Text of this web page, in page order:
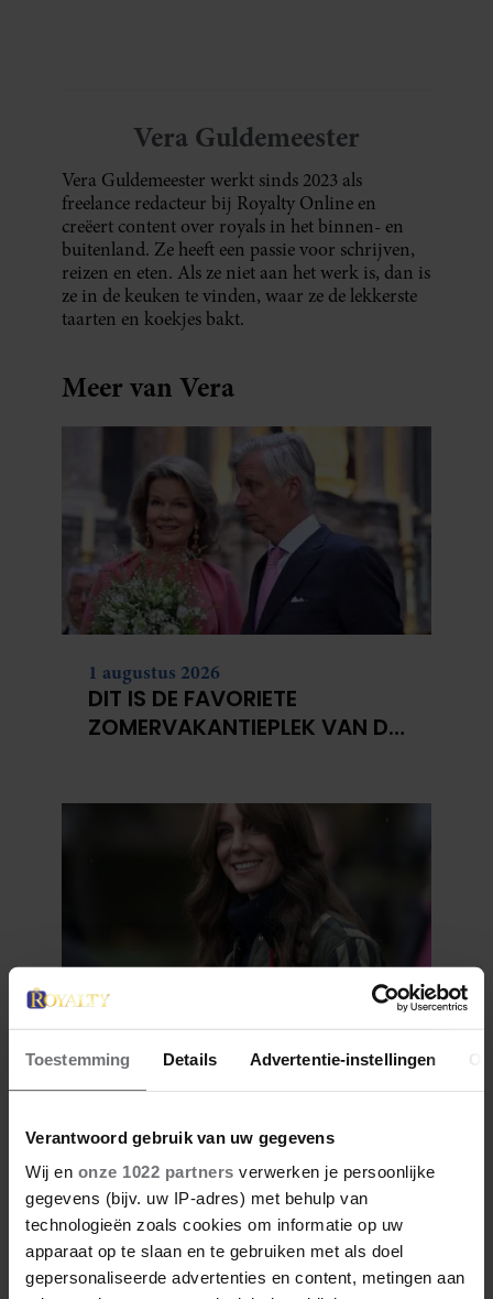
Toestemming Details Advertentie-instellingen
Verantwoord gebruik van uw gegevens
Wij en onze 1022 partners verwerken je persoonlijke
gegevens (bijv. uw IP-adres) met behulp van
technologieën zoals cookies om informatie op uw
apparaat op te slaan en te gebruiken met als doel
gepersonaliseerde advertenties en content, metingen aan
Vera Guldemeester
Vera Guldemeester werkt sinds 2023 als
freelance redacteur bij Royalty Online en
creëert content over royals in het binnen- en
buitenland. Ze heeft een passie voor schrijven,
reizen en eten. Als ze niet aan het werk is, dan is
ze in de keuken te vinden, waar ze de lekkerste
taarten en koekjes bakt.
Meer van Vera
1 augustus 2026
DIT IS DE FAVORIETE
ZOMERVAKANTIEPLEK VAN DE
28 april 2026
DIT ZIJN DE 4 FAVORIETE
CATHERINE